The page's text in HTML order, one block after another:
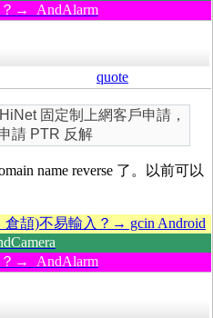
？→ AndAlarm
quote
固定制上網客戶申請，
請 PTR 反解
name reverse 了。以前可以
頡)不易輸入？→ gcin Android
？→ AndAlarm